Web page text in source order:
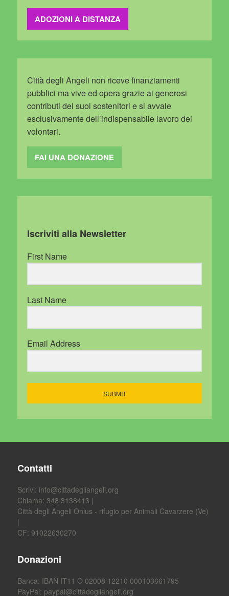
ADOZIONI A DISTANZA
Città degli Angeli non riceve finanziamenti
pubblici ma vive ed opera grazie ai generosi
contributi dei suoi sostenitori e si avvale
esclusivamente dell’indispensabile lavoro dei
volontari.
FAI UNA DONAZIONE
Iscriviti alla Newsletter
First Name
Last Name
Email Address
SUBMIT
Contatti
Scrivi: info@cittadegliangeli.org
Chiama: 348 3138413 |
Città degli Angeli Onlus - rifugio per Animali Cavarzere (Ve)
|
CF: 91022630270
Donazioni
Banca: IBAN IT11 O 02008 12210 000103661795
PayPal: paypal@cittadegliangeli.org